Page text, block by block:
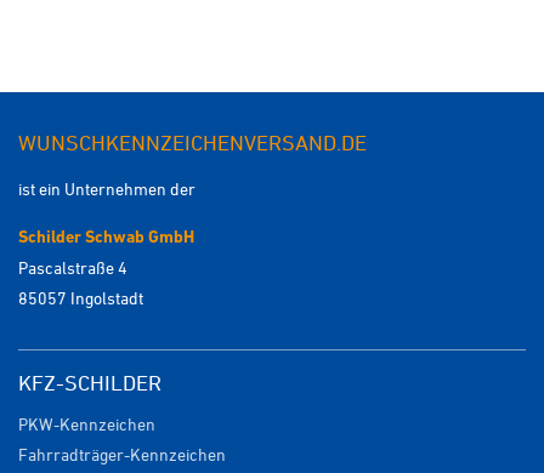
WUNSCHKENNZEICHENVERSAND.DE
ist ein Unternehmen der
Schilder Schwab GmbH
Pascalstraße 4
85057 Ingolstadt
KFZ-SCHILDER
PKW-Kennzeichen
Fahrradträger-Kennzeichen